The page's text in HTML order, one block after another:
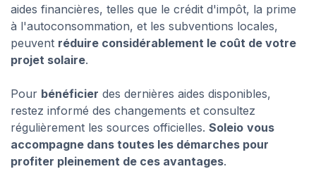
aides financières, telles que le crédit d'impôt, la prime
à l'autoconsommation, et les subventions locales,
peuvent réduire considérablement le coût de votre
projet solaire.
Pour bénéficier des dernières aides disponibles,
restez informé des changements et consultez
régulièrement les sources officielles. Soleio vous
accompagne dans toutes les démarches pour
profiter pleinement de ces avantages.